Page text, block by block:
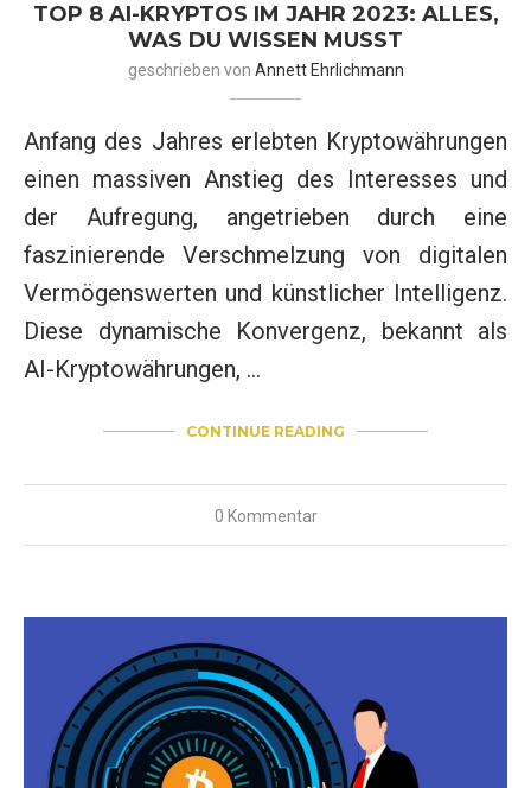
TOP 8 AI-KRYPTOS IM JAHR 2023: ALLES,
WAS DU WISSEN MUSST
geschrieben von Annett Ehrlichmann
Anfang des Jahres erlebten Kryptowährungen
einen massiven Anstieg des Interesses und
der Aufregung, angetrieben durch eine
faszinierende Verschmelzung von digitalen
Vermögenswerten und künstlicher Intelligenz.
Diese dynamische Konvergenz, bekannt als
AI-Kryptowährungen, …
CONTINUE READING
0 Kommentar